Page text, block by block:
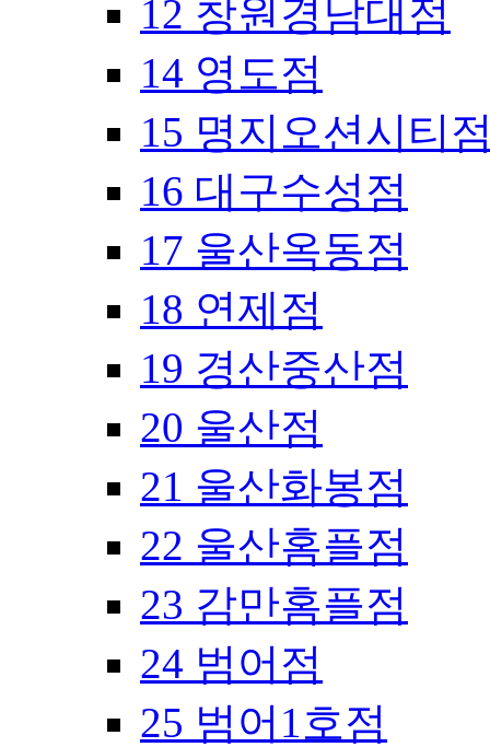
12 창원경남대점
14 영도점
15 명지오션시티
16 대구수성점
17 울산옥동점
18 연제점
19 경산중산점
20 울산점
21 울산화봉점
22 울산홈플점
23 감만홈플점
24 범어점
25 범어1호점